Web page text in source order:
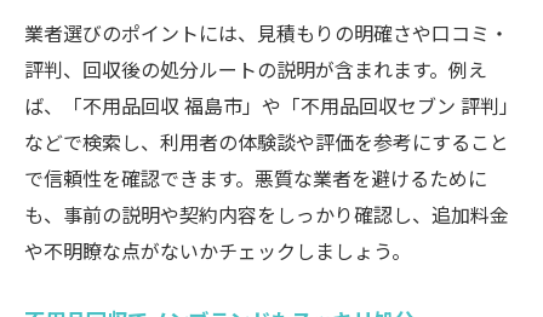
業者選びのポイントには、見積もりの明確さや口コミ・
評判、回収後の処分ルートの説明が含まれます。例え
ば、「不用品回収 福島市」や「不用品回収セブン 評判」
などで検索し、利用者の体験談や評価を参考にすること
で信頼性を確認できます。悪質な業者を避けるために
も、事前の説明や契約内容をしっかり確認し、追加料金
や不明瞭な点がないかチェックしましょう。